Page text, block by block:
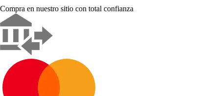
Compra en nuestro sitio con total confianza